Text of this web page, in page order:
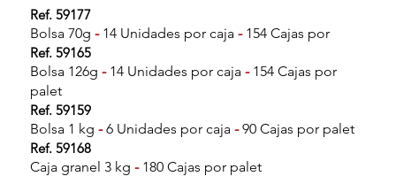
Ref. 59177
Bolsa 70g-14 Unidades por caja-154 Cajas por
Ref. 59165
Bolsa 126g-14 Unidades por caja-154 Cajas por
palet
Ref. 59159
Bolsa 1 kg-6 Unidades por caja-90 Cajas por palet
Ref. 59168
Caja granel 3 kg-180 Cajas por palet